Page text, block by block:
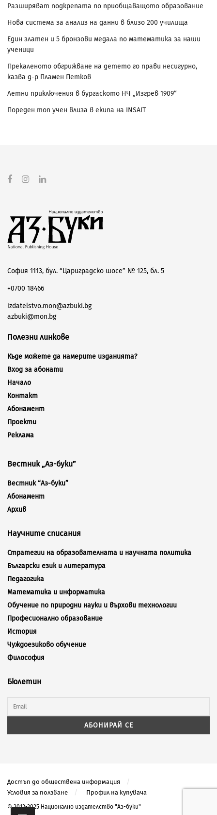
Разширяват подкрепата по приобщаващото образование
Нова система за анализ на данни в близо 200 училища
Един златен и 5 бронзови медала по математика за наши
ученици
Прекаленото обгрижване на детето го прави несигурно,
казва д-р Пламен Петков
Летни приключения в бургаското НЧ „Изгрев 1909“
Пореден топ учен влиза в екипа на INSAIT
София 1113, бул. “Цариградско шосе” № 125, бл. 5
+0700 18466
izdatelstvo.mon@azbuki.bg
azbuki@mon.bg
Полезни линкове
Къде можете да намерите изданията?
Вход за абонати
Начало
Контакт
Абонамент
Проекти
Реклама
Вестник „Аз-буки”
Вестник “Аз-буки”
Абонамент
Архив
Научните списания
Стратегии на образователната и научната политика
Български език и литература
Педагогика
Математика и информатика
Обучение по природни науки и върхови технологии
Професионално образование
История
Чуждоезиково обучение
Философия
Бюлетин
Достъп до обществена информация
Условия за ползване
Профил на купувача
© 2012-2025 Национално издателство "Аз-буки"